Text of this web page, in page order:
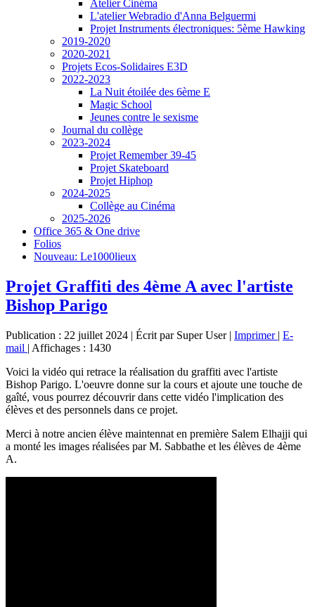
Atelier Cinéma
L'atelier Webradio d'Anna Belguermi
Projet Instruments électroniques: 5ème Hawking
2019-2020
2020-2021
Projets Ecos-Solidaires E3D
2022-2023
La Nuit étoilée des 6ème E
Magic School
Jeunes contre le sexisme
Journal du collège
2023-2024
Projet Remember 39-45
Projet Skateboard
Projet Hiphop
2024-2025
Collège au Cinéma
2025-2026
Office 365 & One drive
Folios
Nouveau: Le1000lieux
Projet Graffiti des 4ème A avec l'artiste
Bishop Parigo
Publication : 22 juillet 2024 | Écrit par Super User| Imprimer | E-
mail | Affichages : 1430
Voici la vidéo qui retrace la réalisation du graffiti avec l'artiste
Bishop Parigo. L'oeuvre donne sur la cours et ajoute une touche de
gaîté, vous pourrez découvrir dans cette vidéo l'implication des
élèves et des personnels dans ce projet.
Merci à notre ancien élève maintennat en première Salem Elhajji qui
a monté les images réalisées par M. Sabbathe et les élèves de 4ème
A.